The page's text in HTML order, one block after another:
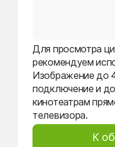
Для просмотра
рекомендуем
Изображение до
подключение и
кинотеатрам
телевизора.
К